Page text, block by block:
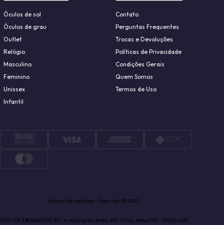
Óculos de sol
Óculos de grau
Outlet
Relógio
Masculino
Feminino
Unissex
Infantil
Contato
Perguntas Frequentes
Trocas e Devoluções
Políticas de Privacidade
Condições Gerais
Quem Somos
Termos de Uso
Mozaik Marketplace - Copyright © 2025.
CNPJ: 03.238.864/0015-30 - Av Rodrigues Alves, 800 -Tirol, Natal/RN - 59020-200